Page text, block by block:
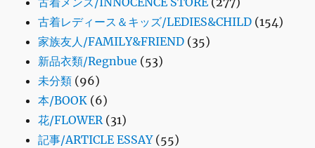
古着レディース＆キッズ/LEDIES&CHILD (154)
家族友人/FAMILY&FRIEND (35)
新品衣類/Regnbue (53)
未分類 (96)
本/BOOK (6)
花/FLOWER(31)
記事/ARTICLE ESSAY(55)